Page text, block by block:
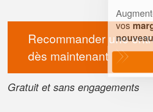
Recommander une
dès maintenant
Gratuit et sans engagements
Augmentez votre
vosmargestout en
nouveaux clients!
En